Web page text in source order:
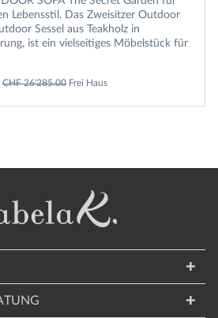
Lebensstil. Das Zweisitzer Outdoor
Sessel aus Teakholz in
ist ein vielseitiges Möbelstück für
CHF 26'285.00Frei Haus